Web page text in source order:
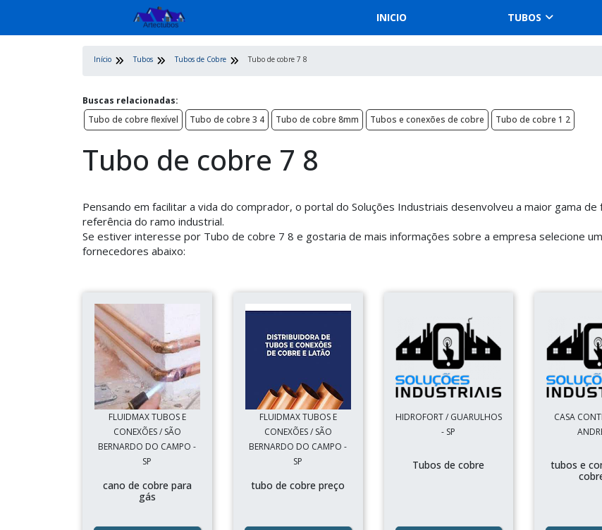
INICIO TUBOS
Início Tubos Tubos de Cobre Tubo de cobre 7 8
Buscas relacionadas:
Tubo de cobre flexível
Tubo de cobre 3 4 Tubo de cobre 8mm Tubos e conexões de cobre Tubo de cobre 1 2
Tubo de cobre 7 8
Pensando em facilitar a vida do comprador, o portal do Soluções Industriais desenvolveu a maior gama de
referência do ramo industrial.
Se estiver interesse por Tubo de cobre 7 8 e gostaria de mais informações sobre a empresa selecione
fornecedores abaixo:
FLUIDMAX TUBOS E
CONEXÕES / SÃO
BERNARDO DO CAMPO -
SP
cano de cobre para
gás
FLUIDMAX TUBOS E
CONEXÕES / SÃO
BERNARDO DO CAMPO -
SP
tubo de cobre preço
HIDROFORT / GUARULHOS
- SP
Tubos de cobre
CASA
tubos e